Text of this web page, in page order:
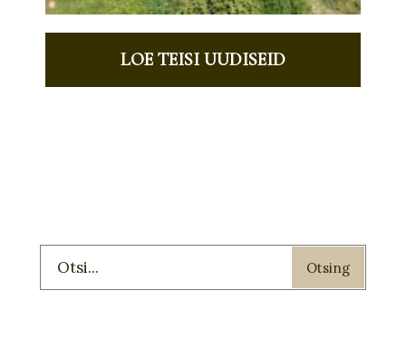
LOE TEISI UUDISEID
Otsing